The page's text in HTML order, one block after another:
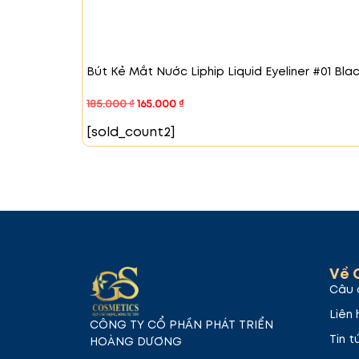
Màu sắc
#05 Deep Kiss – Đỏ cherry
Màu đỏ
những dịp đặc biệt.
Bút Kẻ Mắt Nước Liphip Liquid Eyeliner #01
185.000₫165.000₫
[sold_count2]
CÔNG TY CỔ PHẦN PHÁT TRIỂN
HOÀNG DƯƠNG
Về
Câu
Liên
Tin